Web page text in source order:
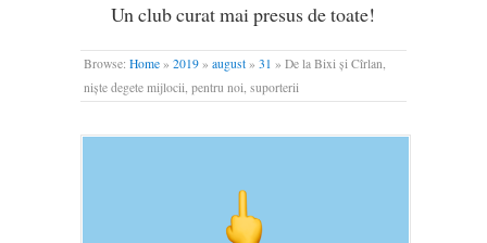
Un club curat mai presus de toate!
Browse: Home » 2019 » august » 31 » De la Bixi și Cîrlan,
niște degete mijlocii, pentru noi, suporterii